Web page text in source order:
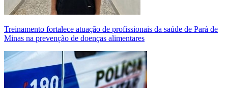
Treinamento fortalece atuação de profissionais da saúde de Pará de
Minas na prevenção de doenças alimentares